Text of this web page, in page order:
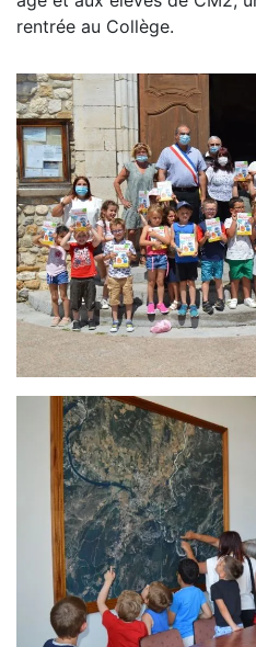
rentrée au Collège.